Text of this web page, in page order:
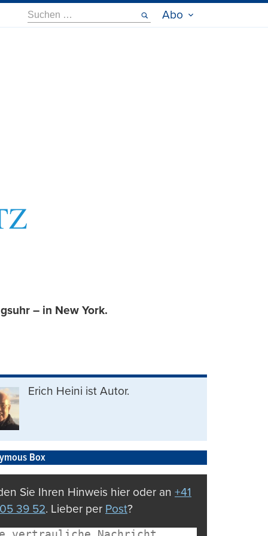
Suche
nach:
Abo
– in New York.
Erich Heini ist Autor.
Box
Sie Ihren Hinweis hier oder an +41
39 52. Lieber per Post?